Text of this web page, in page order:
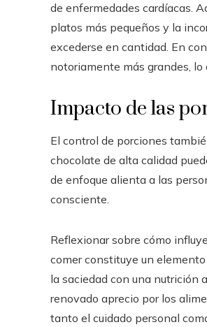
de enfermedades cardíacas.
platos más pequeños y la
excederse en cantidad. En
notoriamente más grandes,
Impacto de las
El control de porciones
chocolate de alta calidad
de enfoque alienta a las
consciente.
Reflexionar sobre cómo
comer constituye un
la saciedad con una nutrición
renovado aprecio por los
tanto el cuidado personal